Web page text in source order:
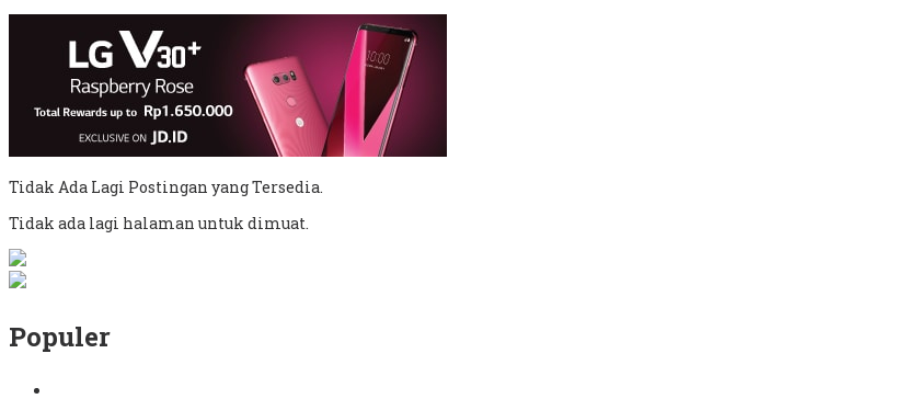
Tidak Ada Lagi Postingan yang Tersedia.
Tidak ada lagi halaman untuk dimuat.
Populer